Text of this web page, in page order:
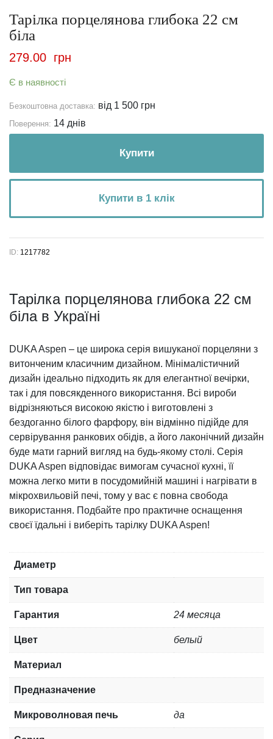
Тарілка порцелянова глибока 22 см
біла
279.00 грн
Є в наявності
Безкоштовна доставка: від 1 500 грн
Поверення: 14 днів
Купити
Купити в 1 клік
ID: 1217782
Тарілка порцелянова глибока 22 см
біла в Україні
DUKA Aspen – це широка серія вишуканої порцеляни з
витонченим класичним дизайном. Мінімалістичний
дизайн ідеально підходить як для елегантної вечірки,
так і для повсякденного використання. Всі вироби
відрізняються високою якістю і виготовлені з
бездоганно білого фарфору, він відмінно підійде для
сервірування ранкових обідів, а його лаконічний дизайн
буде мати гарний вигляд на будь-якому столі. Серія
DUKA Aspen відповідає вимогам сучасної кухні, її
можна легко мити в посудомийній машині і нагрівати в
мікрохвильовій печі, тому у вас є повна свобода
використання. Подбайте про практичне оснащення
своєї їдальні і виберіть тарілку DUKA Aspen!
Диаметр
Тип товара
Гарантия 24 месяца
Цвет белый
Материал
Предназначение
Микроволновая печь да